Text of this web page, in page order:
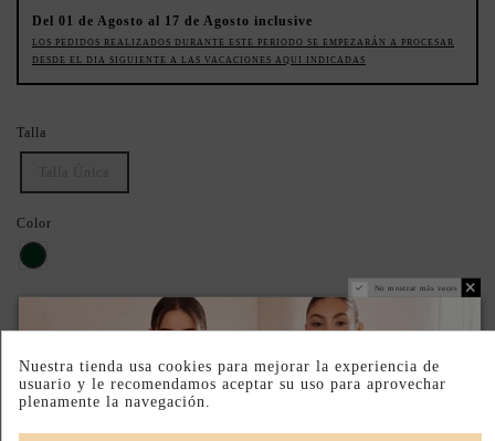
Del 01 de Agosto al 17 de Agosto inclusive
LOS PEDIDOS REALIZADOS DURANTE ESTE PERIODO SE EMPEZARÁN A PROCESAR
DESDE EL DIA SIGUIENTE A LAS VACACIONES AQUI INDICADAS
Talla
Color
Verde Inglés
PRODUCTO REALIZADO ARTESANALMENTE.
PRODUCTO AGOTADO TEMPORALMENTE
Déjanos tu email y te avisaremos en cuanto vuelva a estar disponible.
No mostrar más veces
Nuestra tienda usa cookies para mejorar la experiencia de
usuario y le recomendamos aceptar su uso para aprovechar
plenamente la navegación.